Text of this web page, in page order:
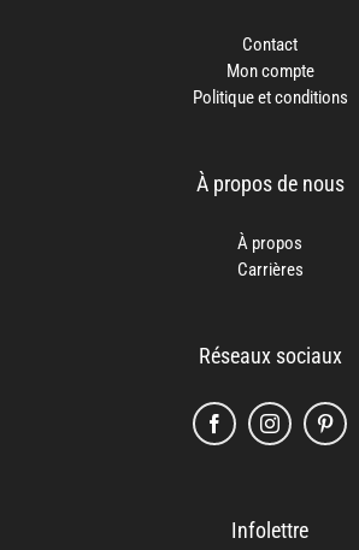
Contact
Mon compte
Politique et conditions
À propos de nous
À propos
Carrières
Réseaux sociaux
Infolettre